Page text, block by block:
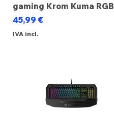
gaming Krom Kuma RGB
Preço
45,99 €
IVA incl.